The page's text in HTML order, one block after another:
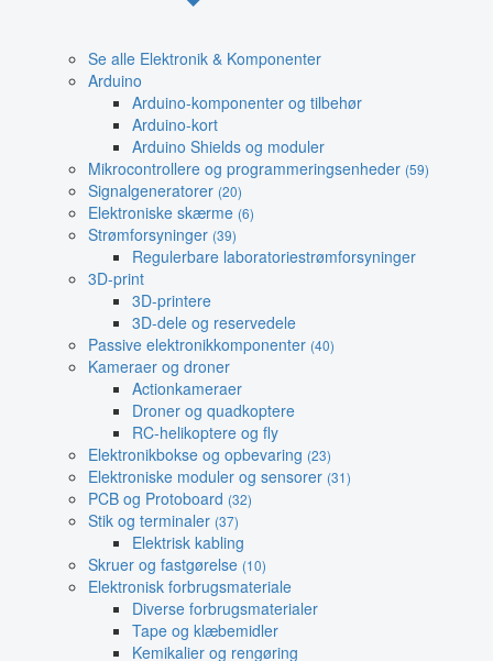
Se alle Elektronik & Komponenter
Arduino
Arduino-komponenter og tilbehør
Arduino-kort
Arduino Shields og moduler
Mikrocontrollere og programmeringsenheder (59)
Signalgeneratorer (20)
Elektroniske skærme (6)
Strømforsyninger (39)
Regulerbare laboratoriestrømforsyninger
3D-print
3D-printere
3D-dele og reservedele
Passive elektronikkomponenter (40)
Kameraer og droner
Actionkameraer
Droner og quadkoptere
RC-helikoptere og fly
Elektronikbokse og opbevaring (23)
Elektroniske moduler og sensorer (31)
PCB og Protoboard (32)
Stik og terminaler (37)
Elektrisk kabling
Skruer og fastgørelse (10)
Elektronisk forbrugsmateriale
Diverse forbrugsmaterialer
Tape og klæbemidler
Kemikalier og rengøring